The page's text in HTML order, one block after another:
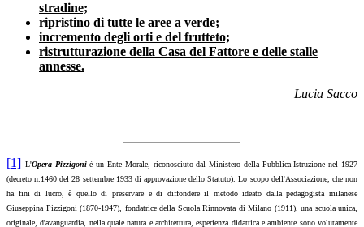
stradine;
ripristino di tutte le aree a verde;
incremento degli orti e del frutteto;
ristrutturazione della Casa del Fattore e delle stalle
annesse.
Lucia Sacco
[1] L'Opera Pizzigoniè un Ente Morale, riconosciuto dal Ministero della Pubblica Istruzione nel 1927
(decreto n.1460 del 28 settembre 1933 di approvazione dello Statuto). Lo scopo dell'Associazione, che non
ha fini di lucro, è quello di preservare e di diffondere il metodo ideato dalla pedagogista milanese
Giuseppina Pizzigoni (1870-1947), fondatrice della Scuola Rinnovata di Milano (1911), una scuola unica,
originale, d'avanguardia, nella quale natura e architettura, esperienza didattica e ambiente sono volutamente